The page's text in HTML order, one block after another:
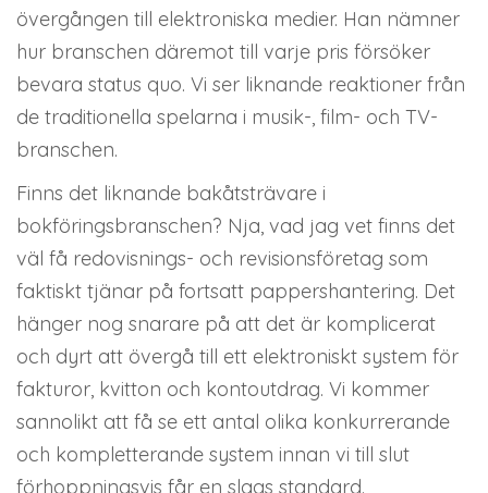
övergången till elektroniska medier. Han nämner
hur branschen däremot till varje pris försöker
bevara status quo. Vi ser liknande reaktioner från
de traditionella spelarna i musik-, film- och TV-
branschen.
Finns det liknande bakåtsträvare i
bokföringsbranschen? Nja, vad jag vet finns det
väl få redovisnings- och revisionsföretag som
faktiskt tjänar på fortsatt pappershantering. Det
hänger nog snarare på att det är komplicerat
och dyrt att övergå till ett elektroniskt system för
fakturor, kvitton och kontoutdrag. Vi kommer
sannolikt att få se ett antal olika konkurrerande
och kompletterande system innan vi till slut
förhoppningsvis får en slags standard.